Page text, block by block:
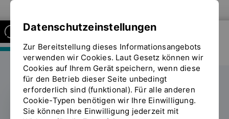
FAKULTÄT MASCHINENBAU
Datenschutzeinstellungen
Zur Bereitstellung dieses Informationsangebots
verwenden wir Cookies. Laut Gesetz können wir
Cookies auf Ihrem Gerät speichern, wenn diese
für den Betrieb dieser Seite unbedingt
erforderlich sind (funktional). Für alle anderen
Cookie-Typen benötigen wir Ihre Einwilligung.
Sie können Ihre Einwilligung jederzeit mit